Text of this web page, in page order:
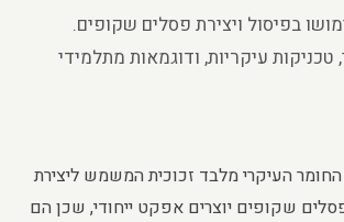
בפיסול ויצירת פסלים שקופים.
טכניקות עיקריות, ודוגמאות מתלמידי
העיקרי מלבד זכוכית המשמש ליצירת
שקופים יוצרים אפקט ייחודי, שכן הם